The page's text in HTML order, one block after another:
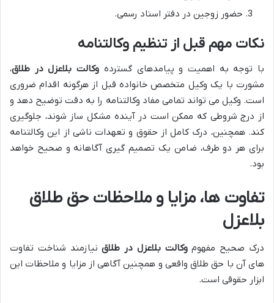
حضور زوجین در دفتر اسناد رسمی.
نکات مهم قبل از تنظیم وکالتنامه
با توجه به اهمیت و پیامدهای گسترده وکالت بلاعزل در طلاق،
مشورت با یک وکیل متخصص خانواده قبل از هرگونه اقدام ضروری
است. وکیل می تواند تمامی مفاد وکالتنامه را به دقت توضیح دهد و
از درج شروطی که ممکن است در آینده مشکل ساز شوند، جلوگیری
کند. همچنین، درک کامل از حقوق و تعهدات ناشی از این وکالتنامه
برای هر دو طرف، ضامن یک تصمیم گیری آگاهانه و صحیح خواهد
بود.
تفاوت ها، مزایا و ملاحظات حق طلاق
بلاعزل
درک صحیح مفهوموکالت بلاعزل در طلاقنیازمند شناخت تفاوت
های آن با حق طلاق واقعی و همچنین آگاهی از مزایا و ملاحظات این
ابزار حقوقی است.